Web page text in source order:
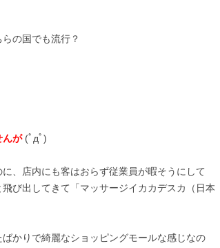
の国でも流行？
んが(ﾟдﾟ)
、店内にも客はおらず従業員が暇そうにして
び出してきて「マッサージイカカデスカ（日本
かりで綺麗なショッピングモールな感じなの